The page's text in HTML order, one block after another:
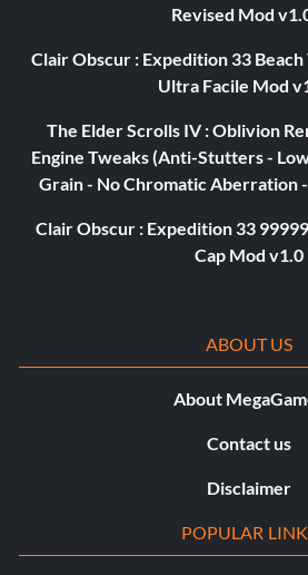
Revised Mod
Clair Obscur : Expedition 33 Beach
Ultra Facile Mod
The Elder Scrolls IV : Oblivion
Engine Tweaks (Anti-Stutters -
Grain - No Chromatic Aberration
Clair Obscur : Expedition 33
Cap Mod v1.0
ABOUT US
About
Contact us
Disclaimer
POPULAR